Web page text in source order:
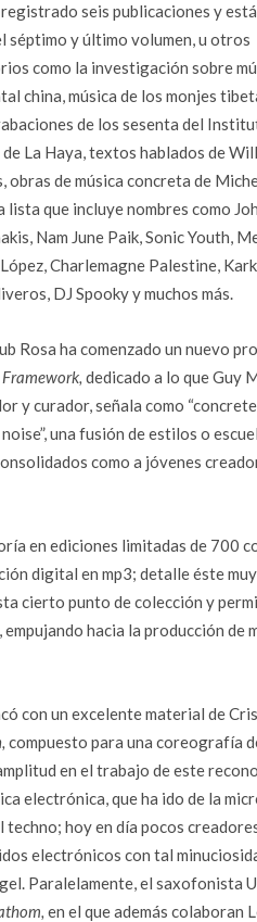
seis publicaciones y
séptimo y último volumen, u otros
como la investigación sobre
china, música de los monjes
de los sesenta del
La Haya, textos hablados de
obras de música concreta de
lista que incluye nombres como
Nam June Paik, Sonic Youth,
Charlemagne Palestine,
DJ Spooky y muchos más.
Rosa ha comenzado un nuevo
Framework, dedicado a lo que Guy
y curador, señala como “concrete
una fusión de estilos o
como a jóvenes
en ediciones limitadas de 700
digital en mp3; detalle éste muy
cierto punto de colección y
hacia la producción de
con un excelente material de
compuesto para una coreografía
en el trabajo de este
electrónica, que ha ido de la
techno; hoy en día pocos
electrónicos con tal
Paralelamente, el saxofonista
en el que además colaboran